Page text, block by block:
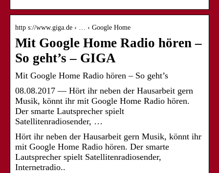
http s://www.giga.de › … › Google Home
Mit Google Home Radio hören –
So geht’s – GIGA
Mit Google Home Radio hören – So geht’s
08.08.2017 — Hört ihr neben der Hausarbeit gern
Musik, könnt ihr mit Google Home Radio hören.
Der smarte Lautsprecher spielt
Satellitenradiosender, …
Hört ihr neben der Hausarbeit gern Musik, könnt ihr
mit Google Home Radio hören. Der smarte
Lautsprecher spielt Satellitenradiosender,
Internetradio..